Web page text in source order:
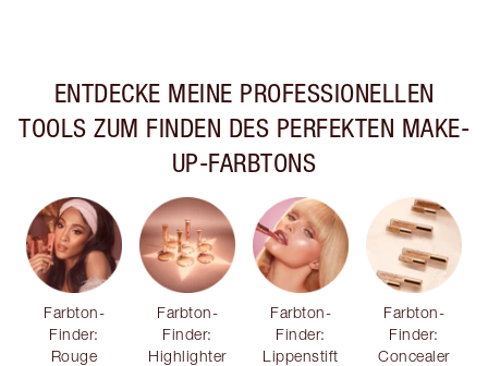
ENTDECKE MEINE PROFESSIONELLEN
TOOLS ZUM FINDEN DES PERFEKTEN MAKE-
UP-FARBTONS
Farbton-
Finder:
Rouge
Farbton-
Finder:
Highlighter
Farbton-
Finder:
Lippenstift
Farbton-
Finder:
Concealer